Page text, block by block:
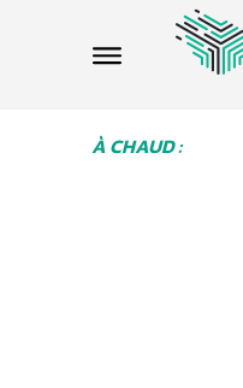
À CHAUD :